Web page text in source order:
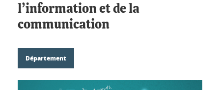
l’information et de la
communication
Département